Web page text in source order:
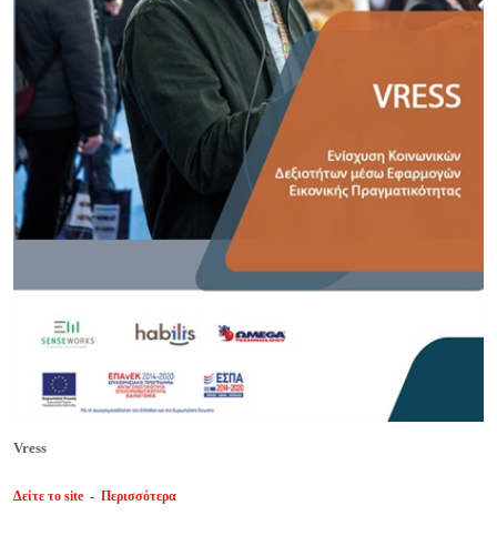
Vress
Δείτε το site - Περισσότερα